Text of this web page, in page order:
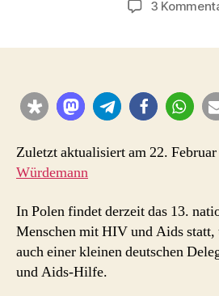
3
Zuletzt aktualisiert am 22.
Würdemann
In Polen findet derzeit das 13.
Menschen mit HIV und Aids
auch einer kleinen deutschen
und Aids-Hilfe.